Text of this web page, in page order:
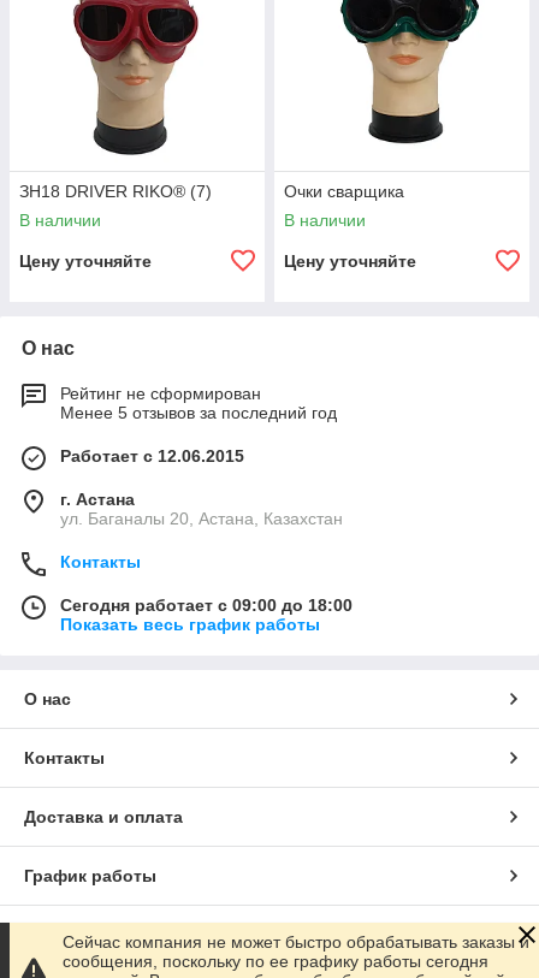
ЗН18 DRIVER RIKO® (7)
В наличии
Цену уточняйте
Очки сварщика
В наличии
Цену уточняйте
О нас
Рейтинг не сформирован
Менее 5 отзывов за последний год
Работает с 12.06.2015
г. Астана
ул. Баганалы 20, Астана, Казахстан
Контакты
Сегодня работает с 09:00 до 18:00
Показать весь график работы
О нас
Контакты
Доставка и оплата
График работы
Полная версия сайта
Сейчас компания не может быстро обрабатывать заказы и
сообщения, поскольку по ее графику работы сегодня